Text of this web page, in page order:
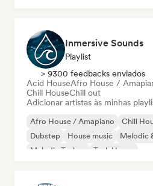
Inmersive Sounds
Playlist
> 9300 feedbacks enviados
Acid HouseAfro House /
Chill HouseChill out
Adicionar artistas às minhas
Afro House / Amapiano Chill
Dubstep
House music
Melodic
Melodic Techno
Tech House